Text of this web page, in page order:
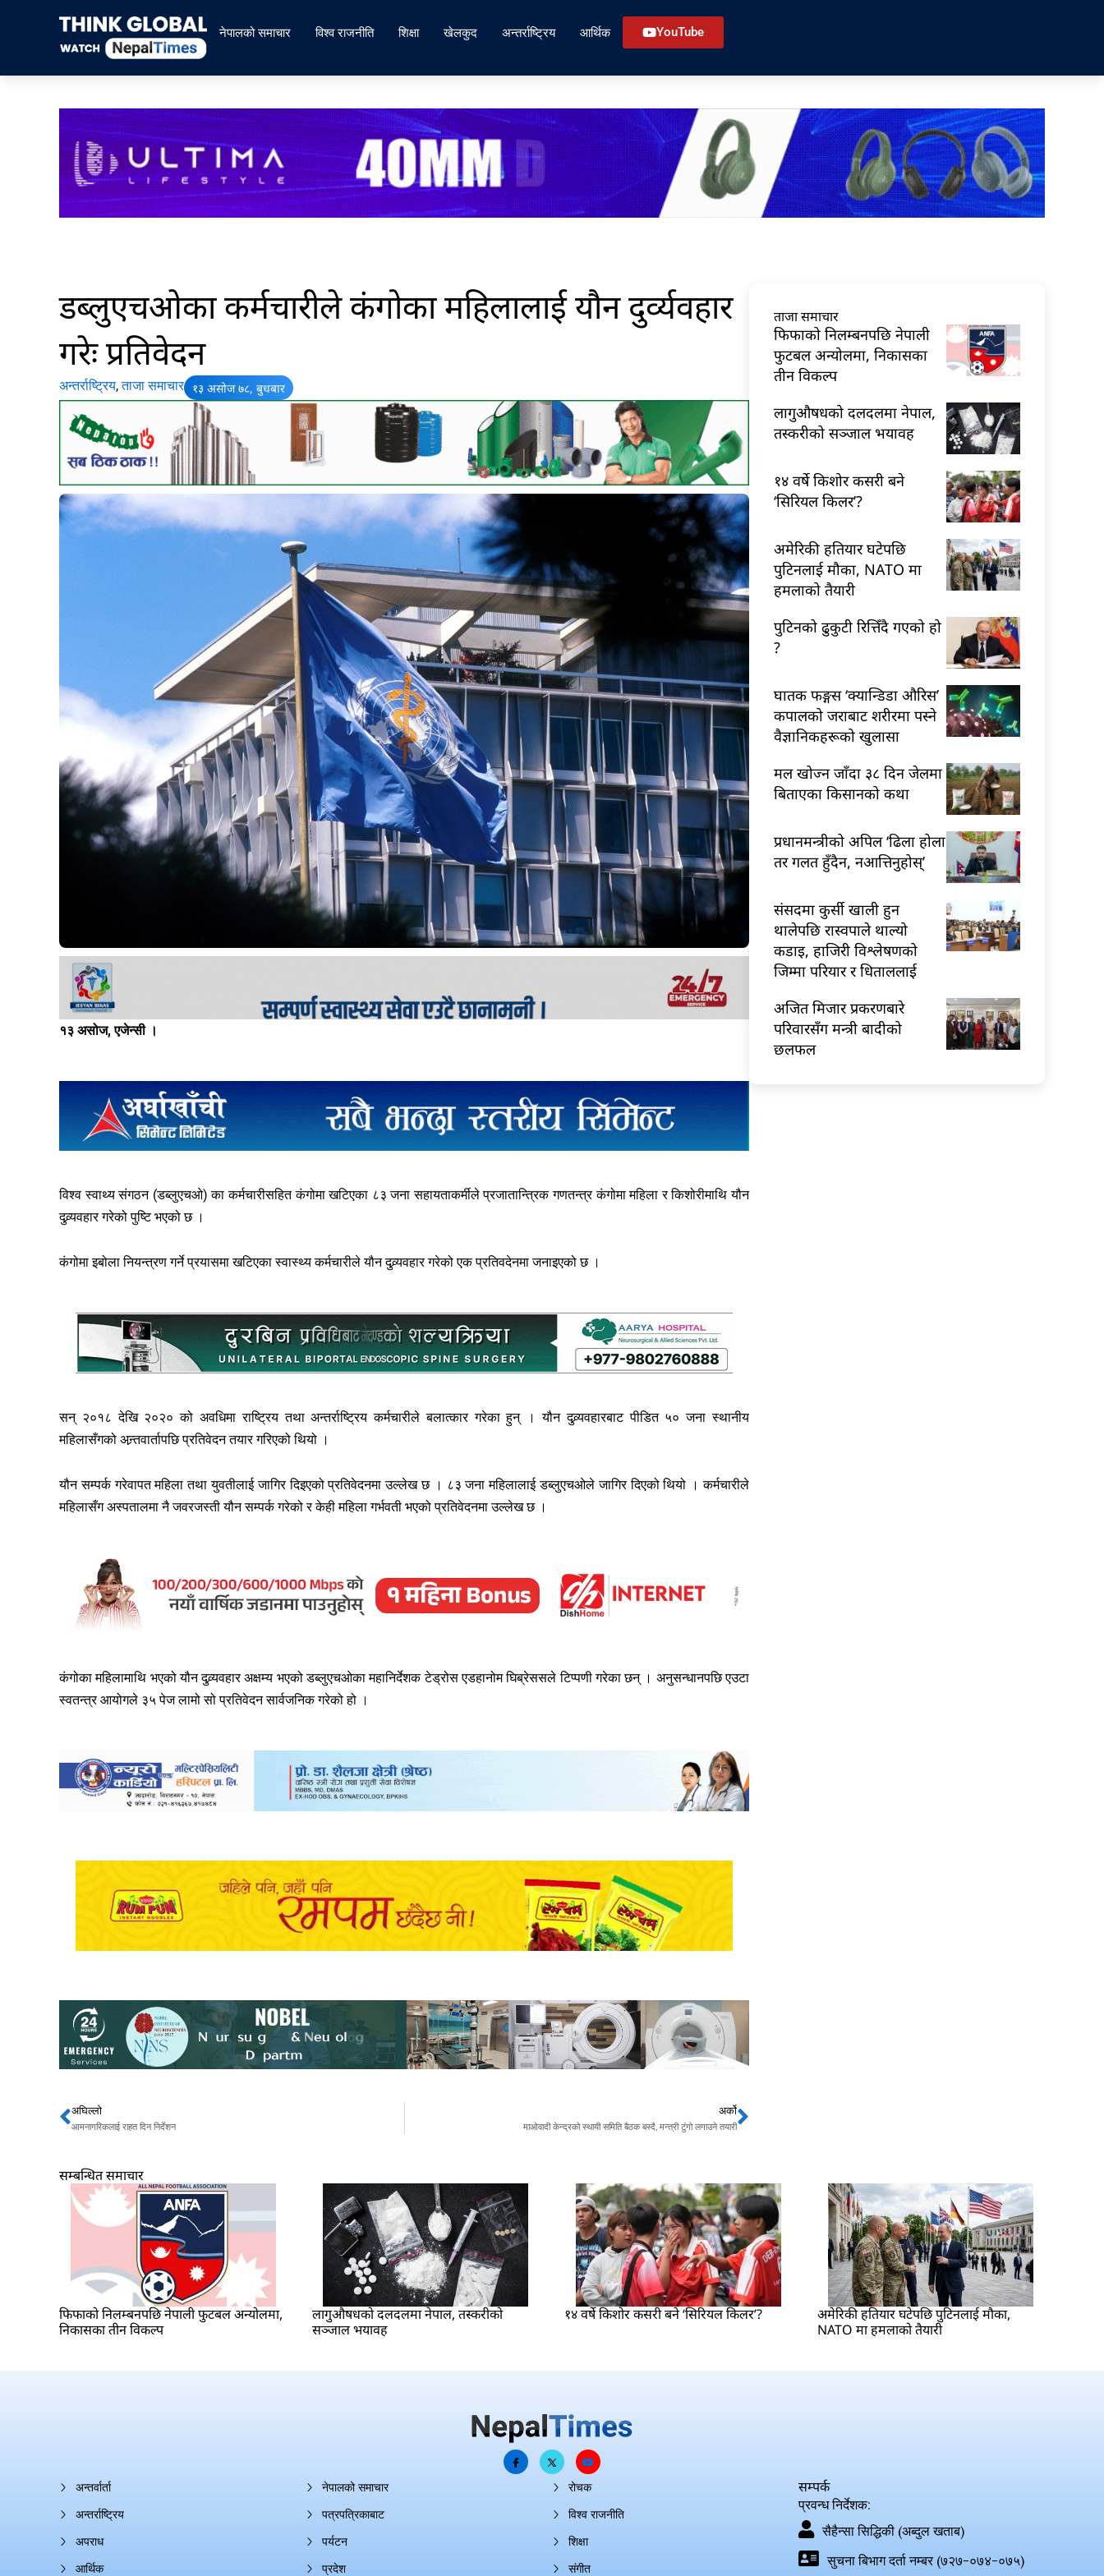
नेपालको समाचार विश्व राजनीति शिक्षा खेलकुद अन्तर्राष्ट्रिय आर्थिक YouTube
डब्लुएचओका कर्मचारीले कंगोका महिलालाई यौन दुर्व्यवहार
गरेः प्रतिवेदन
अन्तर्राष्ट्रिय,ताजा समाचार १३ असोज ७८, बुधबार
१३ असोज, एजेन्सी ।
विश्व स्वाथ्य संगठन (डब्लुएचओ) का कर्मचारीसहित कंगोमा खटिएका ८३ जना सहायताकर्मीले प्रजातान्त्रिक गणतन्त्र कंगोमा महिला र किशोरीमाथि यौन
दुव्र्यवहार गरेको पुष्टि भएको छ ।
कंगोमा इबोला नियन्त्रण गर्ने प्रयासमा खटिएका स्वास्थ्य कर्मचारीले यौन दुव्र्यवहार गरेको एक प्रतिवदेनमा जनाइएको छ ।
सन् २०१८ देखि २०२० को अवधिमा राष्ट्रिय तथा अन्तर्राष्ट्रिय कर्मचारीले बलात्कार गरेका हुन् । यौन दुव्र्यवहारबाट पीडित ५० जना स्थानीय
महिलासँगको अन्र्तवार्तापछि प्रतिवेदन तयार गरिएको थियो ।
यौन सम्पर्क गरेवापत महिला तथा युवतीलाई जागिर दिइएको प्रतिवेदनमा उल्लेख छ । ८३ जना महिलालाई डब्लुएचओले जागिर दिएको थियो । कर्मचारीले
महिलासँग अस्पतालमा नै जवरजस्ती यौन सम्पर्क गरेको र केही महिला गर्भवती भएको प्रतिवेदनमा उल्लेख छ ।
कंगोका महिलामाथि भएको यौन दुव्र्यवहार अक्षम्य भएको डब्लुएचओका महानिर्देशक टेड्रोस एडहानोम घिब्रेससले टिप्पणी गरेका छन् । अनुसन्धानपछि एउटा
स्वतन्त्र आयोगले ३५ पेज लामो सो प्रतिवेदन सार्वजनिक गरेको हो ।
Prev
अघिल्लो
आमनागरिकलाई राहत दिन निर्देशन
अर्को
माओवादी केन्द्रको स्थायी समिति बैठक बस्दै, मन्त्री टुंगो लगाउने तयारीNext
ताजा समाचार
फिफाको निलम्बनपछि नेपाली
फुटबल अन्योलमा, निकासका
तीन विकल्प
लागुऔषधको दलदलमा नेपाल,
तस्करीको सञ्जाल भयावह
१४ वर्षे किशोर कसरी बने
‘सिरियल किलर’?
अमेरिकी हतियार घटेपछि
पुटिनलाई मौका, NATO मा
हमलाको तैयारी
पुटिनको ढुकुटी रित्तिँदै गएको हो
?
घातक फङ्गस ‘क्यान्डिडा औरिस’
कपालको जराबाट शरीरमा पस्ने
वैज्ञानिकहरूको खुलासा
मल खोज्न जाँदा ३८ दिन जेलमा
बिताएका किसानको कथा
प्रधानमन्त्रीको अपिल ‘ढिला होला
तर गलत हुँदैन, नआत्तिनुहोस्’
संसदमा कुर्सी खाली हुन
थालेपछि रास्वपाले थाल्यो
कडाइ, हाजिरी विश्लेषणको
जिम्मा परियार र धिताललाई
अजित मिजार प्रकरणबारे
परिवारसँग मन्त्री बादीको
छलफल
सम्बन्धित समाचार
फिफाको निलम्बनपछि नेपाली फुटबल अन्योलमा,
निकासका तीन विकल्प
लागुऔषधको दलदलमा नेपाल, तस्करीको
सञ्जाल भयावह
१४ वर्षे किशोर कसरी बने ‘सिरियल किलर’?
अमेरिकी हतियार घटेपछि पुटिनलाई मौका,
NATO मा हमलाको तैयारी
अन्तर्वार्ता
अन्तर्राष्ट्रिय
अपराध
आर्थिक
नेपालको समाचार
पत्रपत्रिकाबाट
पर्यटन
प्रदेश
रोचक
विश्व राजनीति
शिक्षा
संगीत
सम्पर्क
प्रवन्ध निर्देशक:
सैहैन्सा सिद्धिकी (अब्दुल खताब)
सुचना बिभाग दर्ता नम्बर (७२७-०७४-०७५)